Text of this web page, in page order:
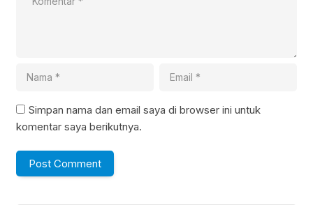
Simpan nama dan email saya di browser ini untuk
komentar saya berikutnya.